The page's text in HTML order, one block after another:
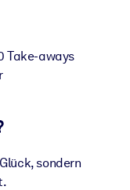
Wissen.
um die Ergebnisse
Take-aways
sondern